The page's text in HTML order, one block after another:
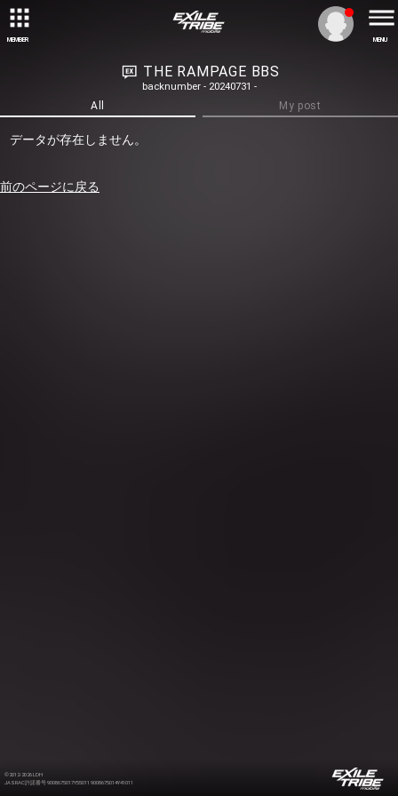
MEMBER MENU
THE RAMPAGE BBS
backnumber - 20240731 -
All My post
データが存在しません。
前のページに戻る
©2012-2026 LDH
JASRAC許諾番号 9008675017Y55011 9008675014Y41011